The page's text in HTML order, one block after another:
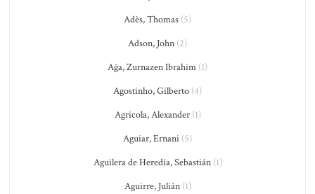
Adès, Thomas (5)
Adson, John (2)
Ağa, Zurnazen Ibrahim (1)
Agostinho, Gilberto (4)
Agricola, Alexander(1)
Aguiar, Ernani (5)
Aguilera de Heredia, Sebastián(1)
Aguirre, Julián(1)